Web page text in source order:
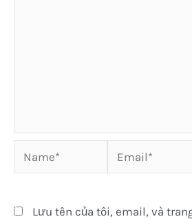
Name* Email*
Lưu tên của tôi, email, và